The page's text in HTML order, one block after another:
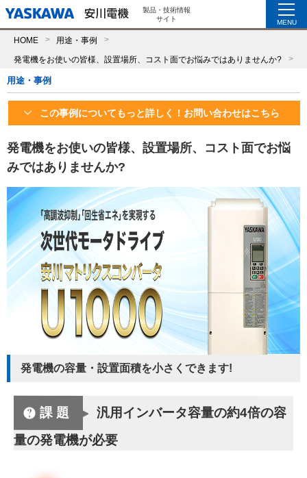
製品・技術情報
サイト
MENU
HOME 用途・事例
発電機をお使いの皆様、設置場所、コスト面でお悩みではありませんか?
用途・事例
この事例についてもっと詳しく！お問い合わせはこちら
発電機をお使いの皆様、設置場所、コスト面でお悩
みではありませんか?
発電機の容量・設置面積を小さくできます!
課題 汎用インバータ容量の約4倍の容
量の発電機が必要